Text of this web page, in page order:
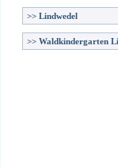
>> Lindwedel
>> Waldkindergarten